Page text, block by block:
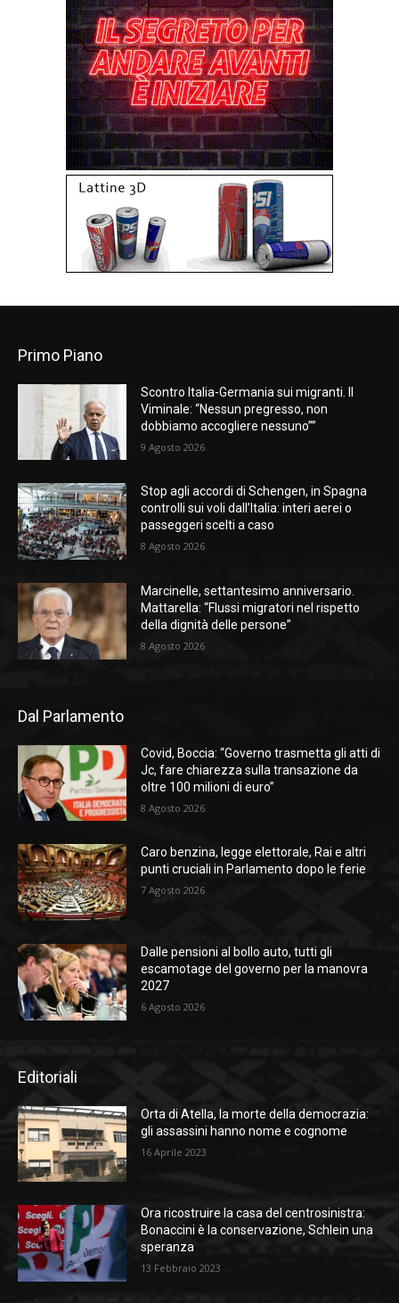
Primo Piano
Scontro Italia-Germania sui migranti. Il
Viminale: “Nessun pregresso, non
dobbiamo accogliere nessuno””
9 Agosto 2026
Stop agli accordi di Schengen, in Spagna
controlli sui voli dall’Italia: interi aerei o
passeggeri scelti a caso
8 Agosto 2026
Marcinelle, settantesimo anniversario.
Mattarella: “Flussi migratori nel rispetto
della dignità delle persone”
8 Agosto 2026
Dal Parlamento
Covid, Boccia: “Governo trasmetta gli atti di
Jc, fare chiarezza sulla transazione da
oltre 100 milioni di euro”
8 Agosto 2026
Caro benzina, legge elettorale, Rai e altri
punti cruciali in Parlamento dopo le ferie
7 Agosto 2026
Dalle pensioni al bollo auto, tutti gli
escamotage del governo per la manovra
2027
6 Agosto 2026
Editoriali
Orta di Atella, la morte della democrazia:
gli assassini hanno nome e cognome
16 Aprile 2023
Ora ricostruire la casa del centrosinistra:
Bonaccini è la conservazione, Schlein una
speranza
13 Febbraio 2023